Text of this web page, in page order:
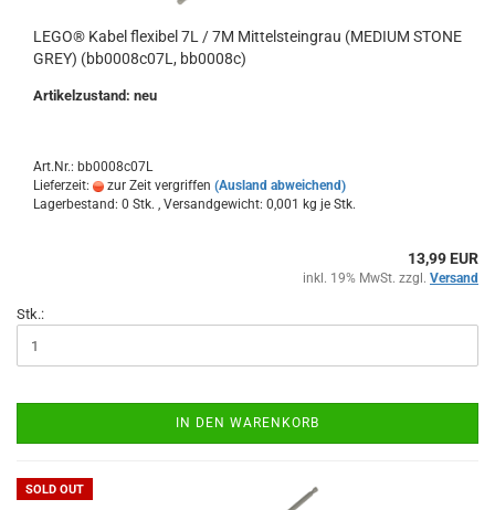
LEGO® Kabel flexibel 7L / 7M Mittelsteingrau (MEDIUM STONE
GREY) (bb0008c07L, bb0008c)
Artikelzustand: neu
Art.Nr.: bb0008c07L
Lieferzeit:
zur Zeit vergriffen (Ausland abweichend)
Lagerbestand: 0 Stk. , Versandgewicht: 0,001 kg je Stk.
13,99 EUR
inkl. 19% MwSt. zzgl. Versand
Stk.:
IN DEN WARENKORB
SOLD OUT